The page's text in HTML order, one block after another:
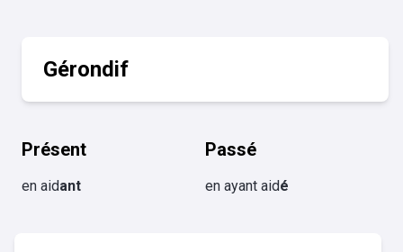
Gérondif
Présent
en aidant
Passé
en ayant aidé